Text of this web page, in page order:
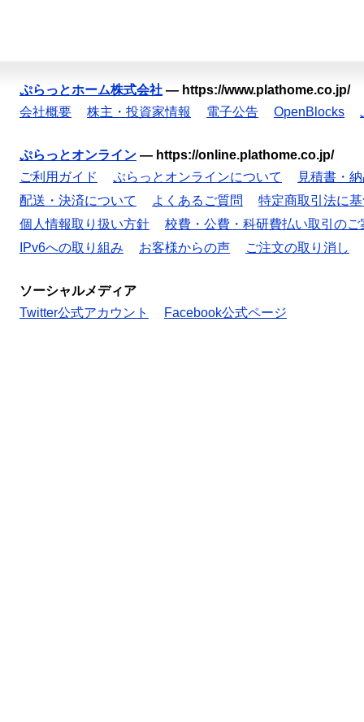
ぷらっとホーム株式会社 — https://www.plathome.co.jp/
会社概要
株主・投資家情報 電子公告 OpenBlocks
ぷらっとオンライン — https://online.plathome.co.jp/
ご利用ガイド
ぷらっとオンラインについて
見積書・
配送・決済について
よくあるご質問
特定商取引法に
個人情報取り扱い方針
校費・公費・科研費払い取引のご
IPv6への取り組み
お客様からの声 ご注文の取り消し
ソーシャルメディア
Twitter公式アカウント
Facebook公式ページ